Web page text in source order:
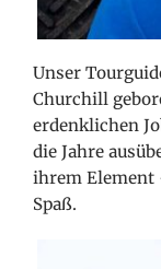
Unser
Churchill
erdenklichen
die Jahre
ihrem Element
Spaß.